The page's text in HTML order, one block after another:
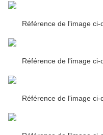
Référence de l'image
Référence de l'image
Référence de l'image